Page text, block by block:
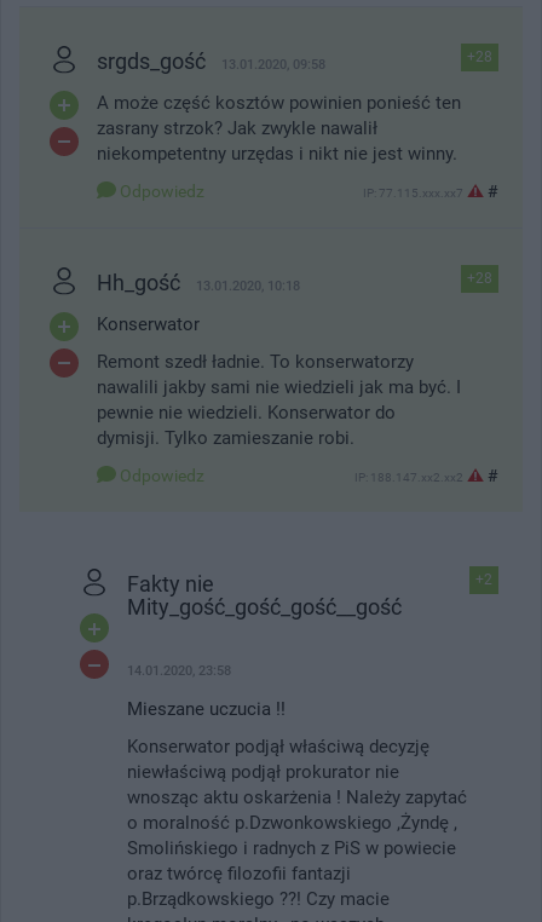
+28
srgds_gość 13.01.2020, 09:58
A może część kosztów powinien ponieść ten
zasrany strzok? Jak zwykle nawalił
niekompetentny urzędas i nikt nie jest winny.
Odpowiedz IP: 77.115.xxx.xx7 #
+28
Hh_gość 13.01.2020, 10:18
Konserwator
Remont szedł ładnie. To konserwatorzy
nawalili jakby sami nie wiedzieli jak ma być. I
pewnie nie wiedzieli. Konserwator do
dymisji. Tylko zamieszanie robi.
Odpowiedz IP: 188.147.xx2.xx2 #
+2
Fakty nie
Mity_gość_gość_gość__gość
14.01.2020, 23:58
Mieszane uczucia !!
Konserwator podjął właściwą decyzję
niewłaściwą podjął prokurator nie
wnosząc aktu oskarżenia ! Należy zapytać
o moralność p.Dzwonkowskiego ,Żyndę ,
Smolińskiego i radnych z PiS w powiecie
oraz twórcę filozofii fantazji
p.Brządkowskiego ??! Czy macie